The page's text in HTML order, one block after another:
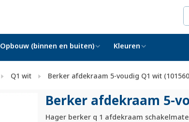
Opbouw (binnen en buiten) Kleuren
Q1 wit Berker afdekraam 5-voudig Q1 wit
Berker afdekraam 5-
Hager berker q 1 afdekraam